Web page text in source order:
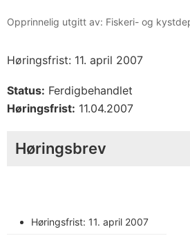
Opprinnelig utgitt av: Fiskeri- og
Høringsfrist: 11. april 2007
Status: Ferdigbehandlet
Høringsfrist: 11.04.2007
Høringsbrev
Høringsfrist: 11. april 2007